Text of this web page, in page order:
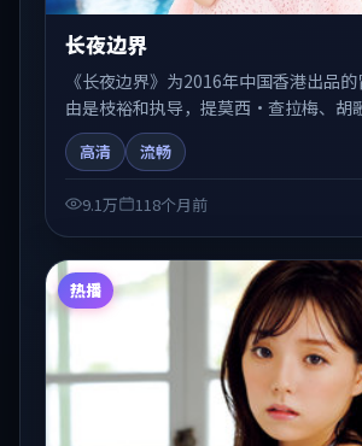
长夜边界
《长夜边界》为2016年中国香港出品的
由是枝裕和执导，提莫西·查拉梅、胡
剧情在人物弧光与节奏推进中展开，兼
听质感。适合关注国产在线观看、热播
高清 流畅
9.1万 118个月前
热播